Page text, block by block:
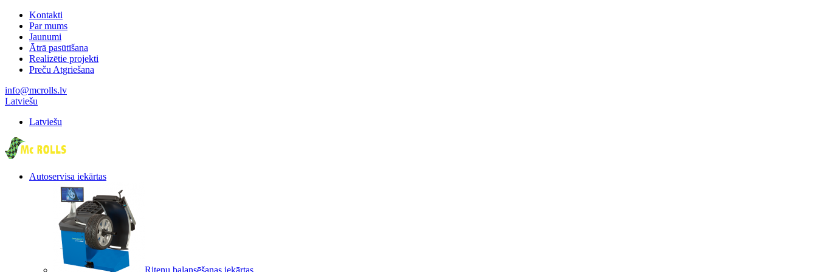
Kontakti
Par mums
Jaunumi
Ātrā pasūtīšana
Realizētie projekti
Preču Atgriešana
info@mcrolls.lv
Latviešu
Latviešu
Autoservisa iekārtas
Riteņu balansēšanas iekārtas